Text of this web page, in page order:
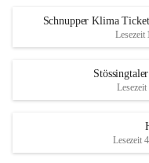
Schnupper Klima
Lesezeit
Lesezeit